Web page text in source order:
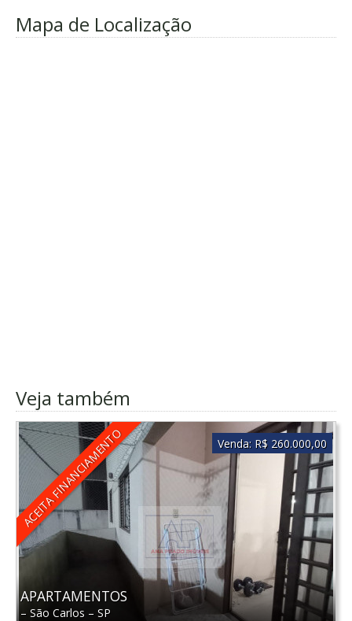
Mapa de Localização
Veja também
ACEITA FINANCIAMENTO
APARTAMENTOS
– São Carlos – SP
Venda: R$ 260.000,00